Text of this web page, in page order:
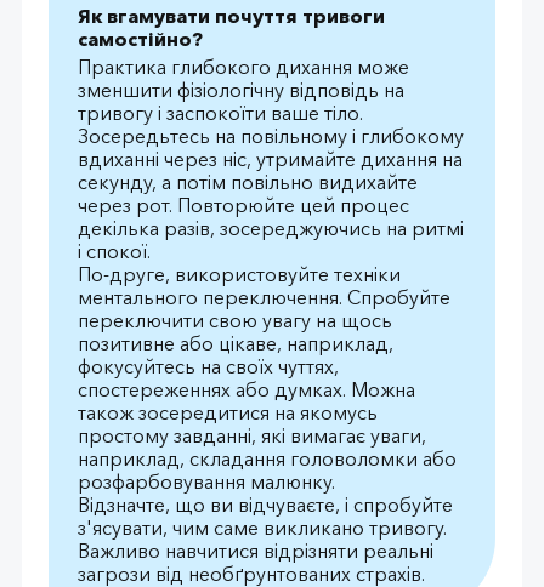
Як вгамувати почуття тривоги
самостійно?
Практика глибокого дихання може
зменшити фізіологічну відповідь на
тривогу і заспокоїти ваше тіло.
Зосередьтесь на повільному і глибокому
вдиханні через ніс, утримайте дихання на
секунду, а потім повільно видихайте
через рот. Повторюйте цей процес
декілька разів, зосереджуючись на ритмі
і спокої.
По-друге, використовуйте техніки
ментального переключення. Спробуйте
переключити свою увагу на щось
позитивне або цікаве, наприклад,
фокусуйтесь на своїх чуттях,
спостереженнях або думках. Можна
також зосередитися на якомусь
простому завданні, які вимагає уваги,
наприклад, складання головоломки або
розфарбовування малюнку.
Відзначте, що ви відчуваєте, і спробуйте
з'ясувати, чим саме викликано тривогу.
Важливо навчитися відрізняти реальні
загрози від необґрунтованих страхів.